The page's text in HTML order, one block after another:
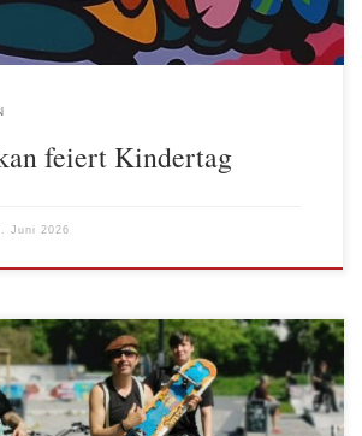
feiert Kindertag
Juni 2026
Gartenarbeit im Frühling ganz aktuell,